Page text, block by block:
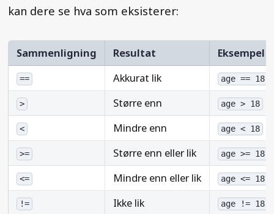
kan dere se hva som eksisterer:
Sammenligning Resultat Eksempel
== Akkurat lik age == 18
> Større enn age > 18
< Mindre enn age < 18
>= Større enn eller lik age >= 18
<= Mindre enn eller lik age <= 18
!= Ikke lik age != 18